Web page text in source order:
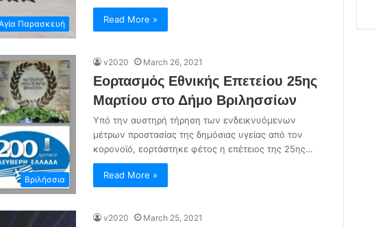
Παρασκευή Read More »
Βριλήσσια
v2020 March 26, 2021
Εορτασμός Εθνικής Επετείου 25ης
Μαρτίου στο Δήμο Βριλησσίων
Υπό την αυστηρή τήρηση των ενδεικνυόμενων
μέτρων προστασίας της δημόσιας υγείας από τον
κορονοϊό, εορτάστηκε φέτος η επέτειος της 25ης…
Read More »
v2020 March 25, 2021